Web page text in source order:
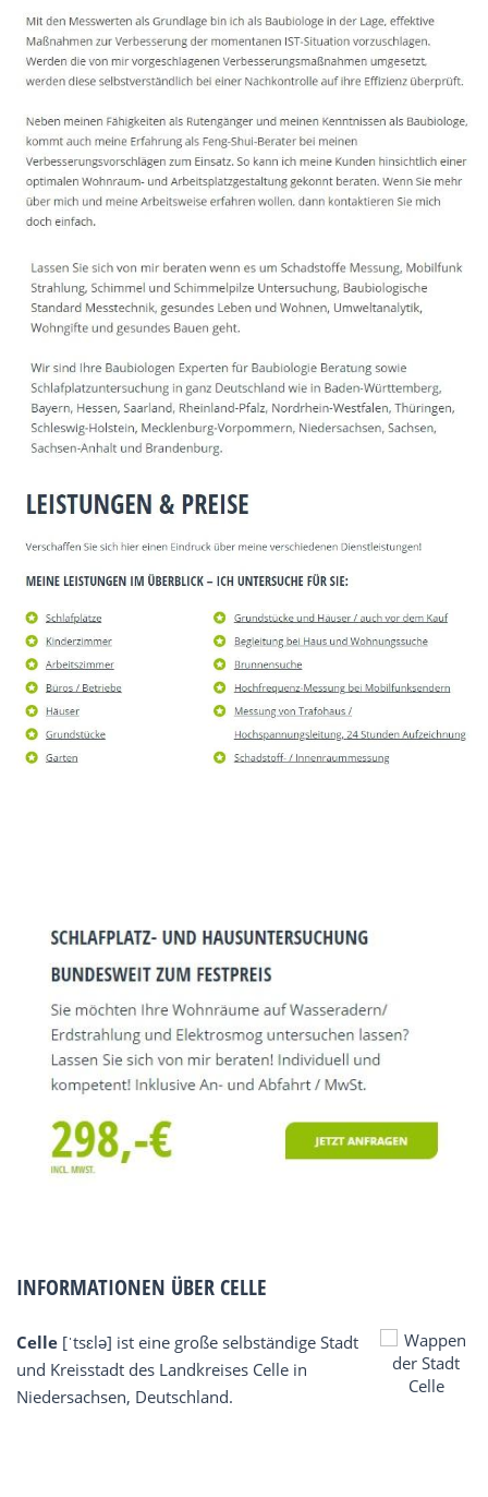
INFORMATIONEN ÜBER CELLE
Celle [ˈtsɛlə] ist eine große selbständige Stadt
und Kreisstadt des Landkreises Celle in
Niedersachsen, Deutschland.